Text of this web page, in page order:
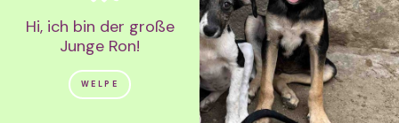
Hi, ich bin der große
Junge Ron!
WELPE